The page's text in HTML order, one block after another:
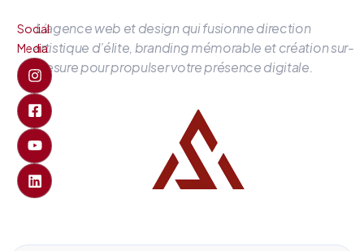
L’agence web et design qui fusionne direction
artistique d’élite, branding mémorable et création sur-
mesure pour propulser votre présence digitale.
Social
Media